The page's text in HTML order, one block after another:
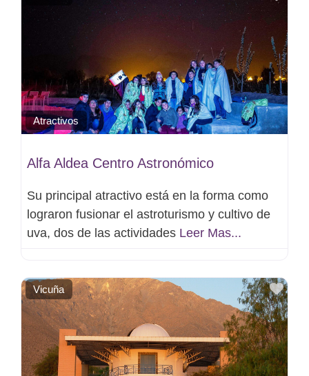
Atractivos
Alfa Aldea Centro Astronómico
Su principal atractivo está en la forma como
lograron fusionar el astroturismo y cultivo de
uva, dos de las actividades Leer Mas...
Vicuña